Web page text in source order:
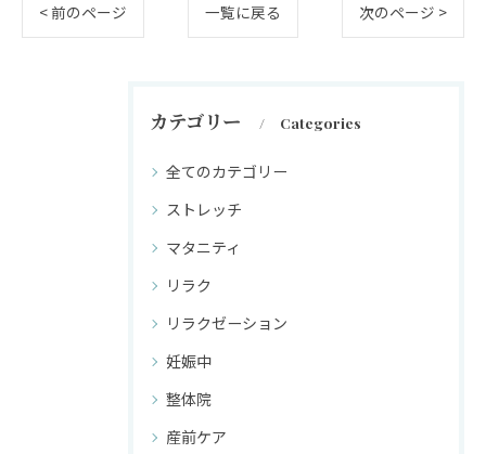
< 前のページ 一覧に戻る 次のページ >
カテゴリー Categories
全てのカテゴリー
ストレッチ
マタニティ
リラク
リラクゼーション
妊娠中
整体院
産前ケア